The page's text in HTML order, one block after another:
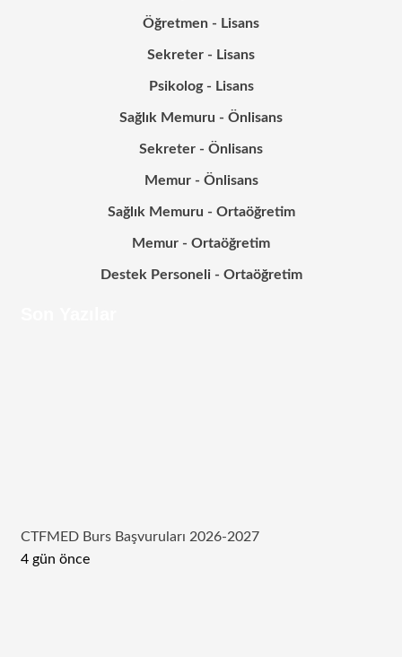
Öğretmen - Lisans
Sekreter - Lisans
Psikolog - Lisans
Sağlık Memuru - Önlisans
Sekreter - Önlisans
Memur - Önlisans
Sağlık Memuru - Ortaöğretim
Memur - Ortaöğretim
Destek Personeli - Ortaöğretim
CTFMED Burs Başvuruları 2026-2027
4 gün önce